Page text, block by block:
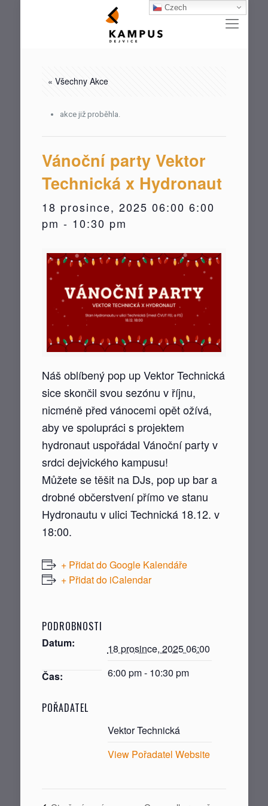
« Všechny Akce
akce již proběhla.
Vánoční party Vektor
Technická x Hydronaut
18 prosince, 2025 06:00 6:00
pm - 10:30 pm
Náš oblíbený pop up Vektor Technická
sice skončil svou sezónu v říjnu,
nicméně před vánocemi opět ožívá,
aby ve spolupráci s projektem
hydronaut uspořádal Vánoční party v
srdci dejvického kampusu!
Můžete se těšit na DJs, pop up bar a
drobné občerstvení přímo ve stanu
Hydronautu v ulici Technická 18.12. v
18:00.
+ Přidat do Google Kalendáře
+ Přidat do iCalendar
PODROBNOSTI
Datum:
18 prosince, 2025 06:00
Čas:
6:00 pm - 10:30 pm
POŘADATEL
Vektor Technická
View Pořadatel Website
Czech